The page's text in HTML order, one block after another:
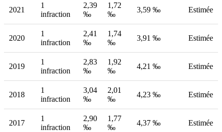
2021
1
infraction
2,39
‰
1,72
‰
3,59 ‰ Estimée
2020
1
infraction
2,41
‰
1,74
‰
3,91 ‰ Estimée
2019
1
infraction
2,83
‰
1,92
‰
4,21 ‰ Estimée
2018
1
infraction
3,04
‰
2,01
‰
4,23 ‰ Estimée
2017
1
infraction
2,90
‰
1,77
‰
4,37 ‰ Estimée